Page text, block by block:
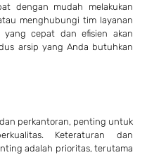
dengan mudah melakukan
menghubungi tim layanan
yang cepat dan efisien akan
arsip yang Anda butuhkan
perkantoran, penting untuk
Keteraturan dan
adalah prioritas, terutama